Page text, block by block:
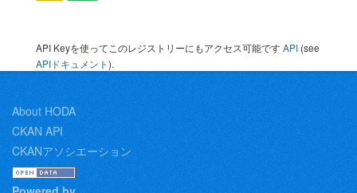
API Keyを使ってこのレジストリーにもアクセス可能ですAPI (see
APIドキュメント).
About HODA
CKAN API
CKANアソシエーション